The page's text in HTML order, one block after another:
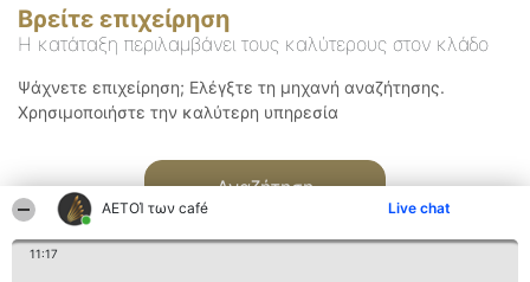
ΑΕΤΟΊ των café Live chat
11:17
Βρείτε επιχείρηση
Η κατάταξη περιλαμβάνει τους καλύτερους στον κλάδο
Ψάχνετε επιχείρηση; Ελέγξτε τη μηχανή αναζήτησης.
Χρησιμοποιήστε την καλύτερη υπηρεσία
Αναζήτηση